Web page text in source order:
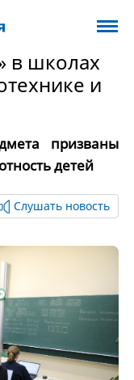
в школах
и
призваны
детей
Слушать новость